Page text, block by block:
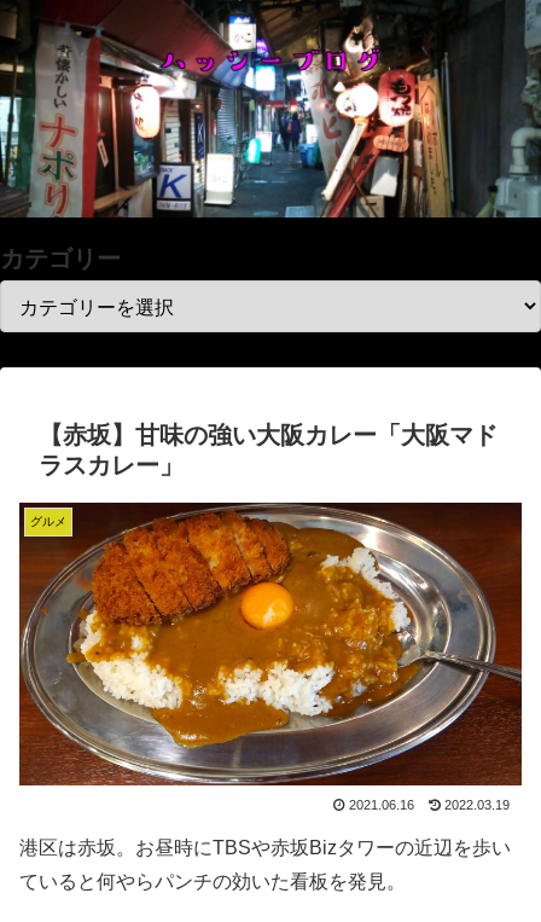
カテゴリー
【赤坂】甘味の強い大阪カレー「大阪マド
ラスカレー」
グルメ
2021.06.16 2022.03.19
港区は赤坂。お昼時にTBSや赤坂Bizタワーの近辺を歩い
ていると何やらパンチの効いた看板を発見。